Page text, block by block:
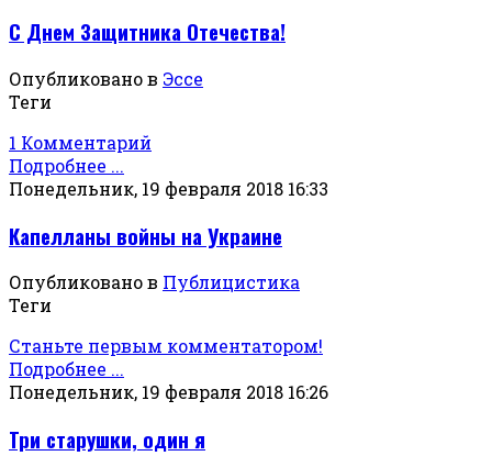
С Днем Защитника Отечества!
Опубликовано в Эссе
Теги
1 Комментарий
Подробнее ...
Понедельник, 19 февраля 2018 16:33
Капелланы войны на Украине
Опубликовано в Публицистика
Теги
Станьте первым комментатором!
Подробнее ...
Понедельник, 19 февраля 2018 16:26
Три старушки, один я